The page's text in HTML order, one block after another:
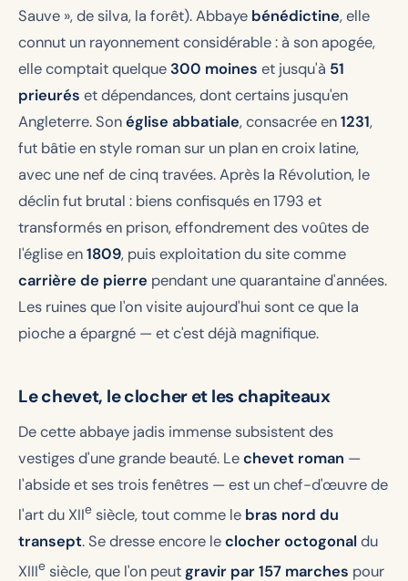
Sauve », desilva, la forêt). Abbaye bénédictine, elle
connut un rayonnement considérable : à son apogée,
elle comptait quelque 300 moines et jusqu'à 51
prieurés et dépendances, dont certains jusqu'en
Angleterre. Sonéglise abbatiale, consacrée en1231,
fut bâtie en style roman sur un plan en croix latine,
avec une nef de cinq travées. Après la Révolution, le
déclin fut brutal : biens confisqués en 1793 et
transformés en prison, effondrement des voûtes de
l'église en1809, puis exploitation du site comme
carrière de pierre pendant une quarantaine d'années.
Les ruines que l'on visite aujourd'hui sont ce que la
pioche a épargné — et c'est déjà magnifique.
Le chevet, le clocher et les chapiteaux
De cette abbaye jadis immense subsistent des
vestiges d'une grande beauté. Lechevet roman —
l'abside et ses trois fenêtres — est un chef-d'œuvre de
l'art du XIIe siècle, tout comme le bras nord du
transept. Se dresse encore leclocher octogonal du
XIIIe siècle, que l'on peutgravir par 157 marches pour